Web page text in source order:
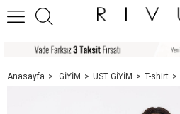
Anasayfa GİYİM ÜST GİYİM T-shirt